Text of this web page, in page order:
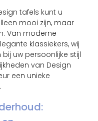
tafels kunt u
mooi zijn, maar
Van moderne
klassiekers, wij
uw persoonlijke stijl
van Design
een unieke